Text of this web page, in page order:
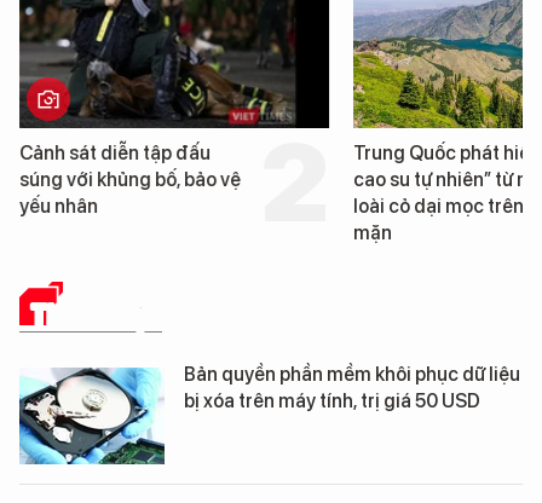
tập đấu
bố, bảo vệ
Trung Quốc phát hiện “mỏ
cao su tự nhiên” từ một
loài cỏ dại mọc trên đất
THỦ THUẬT
Bản quyền phần mềm khôi phục dữ liệu
bị xóa trên máy tính, trị giá 50 USD